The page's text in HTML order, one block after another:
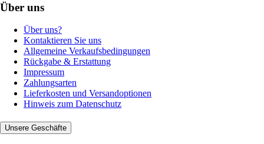
Über uns
Über uns?
Kontaktieren Sie uns
Allgemeine Verkaufsbedingungen
Rückgabe & Erstattung
Impressum
Zahlungsarten
Lieferkosten und Versandoptionen
Hinweis zum Datenschutz
Unsere Geschäfte